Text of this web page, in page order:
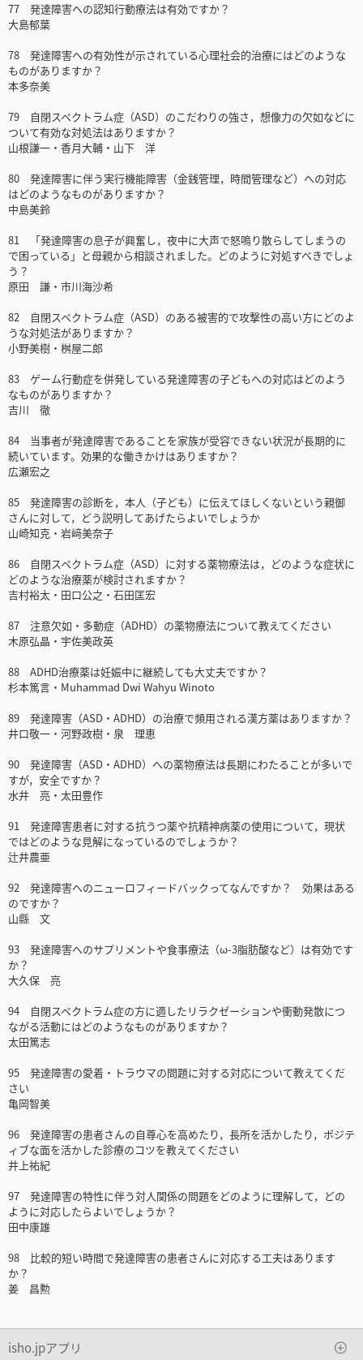
77 発達障害への認知行動療法は有効ですか？
大島郁葉
78 発達障害への有効性が示されている心理社会的治療にはどのような
ものがありますか？
本多奈美
79 自閉スペクトラム症（ASD）のこだわりの強さ，想像力の欠如などに
ついて有効な対処法はありますか？
山根謙一・香月大輔・山下 洋
80 発達障害に伴う実行機能障害（金銭管理，時間管理など）への対応
はどのようなものがありますか？
中島美鈴
81 「発達障害の息子が興奮し，夜中に大声で怒鳴り散らしてしまうの
で困っている」と母親から相談されました。どのように対処すべきでしょ
う？
原田 謙・市川海沙希
82 自閉スペクトラム症（ASD）のある被害的で攻撃性の高い方にどのよ
うな対処法がありますか？
小野美樹・桝屋二郎
83 ゲーム行動症を併発している発達障害の子どもへの対応はどのよう
なものがありますか？
吉川 徹
84 当事者が発達障害であることを家族が受容できない状況が長期的に
続いています。効果的な働きかけはありますか？
広瀬宏之
85 発達障害の診断を，本人（子ども）に伝えてほしくないという親御
さんに対して，どう説明してあげたらよいでしょうか
山崎知克・岩﨑美奈子
86 自閉スペクトラム症（ASD）に対する薬物療法は，どのような症状に
どのような治療薬が検討されますか？
吉村裕太・田口公之・石田匡宏
87 注意欠如・多動症（ADHD）の薬物療法について教えてください
木原弘晶・宇佐美政英
88 ADHD治療薬は妊娠中に継続しても大丈夫ですか？
杉本篤言・Muhammad Dwi Wahyu Winoto
89 発達障害（ASD・ADHD）の治療で頻用される漢方薬はありますか？
井口敬一・河野政樹・泉 理恵
90 発達障害（ASD・ADHD）への薬物療法は長期にわたることが多いで
すが，安全ですか？
水井 亮・太田豊作
91 発達障害患者に対する抗うつ薬や抗精神病薬の使用について，現状
ではどのような見解になっているのでしょうか？
辻井農亜
92 発達障害へのニューロフィードバックってなんですか？ 効果はある
のですか？
山縣 文
93 発達障害へのサプリメントや食事療法（ω-3脂肪酸など）は有効です
か？
大久保 亮
94 自閉スペクトラム症の方に適したリラクゼーションや衝動発散につ
ながる活動にはどのようなものがありますか？
太田篤志
95 発達障害の愛着・トラウマの問題に対する対応について教えてくだ
さい
亀岡智美
96 発達障害の患者さんの自尊心を高めたり，長所を活かしたり，ポジテ
ィブな面を活かした診療のコツを教えてください
井上祐紀
97 発達障害の特性に伴う対人関係の問題をどのように理解して，どの
ように対応したらよいでしょうか？
田中康雄
98 比較的短い時間で発達障害の患者さんに対応する工夫はあります
か？
姜 昌勲
isho.jpアプリ